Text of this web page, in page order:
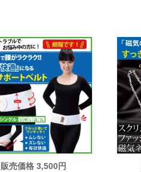
販売価格 3,500円